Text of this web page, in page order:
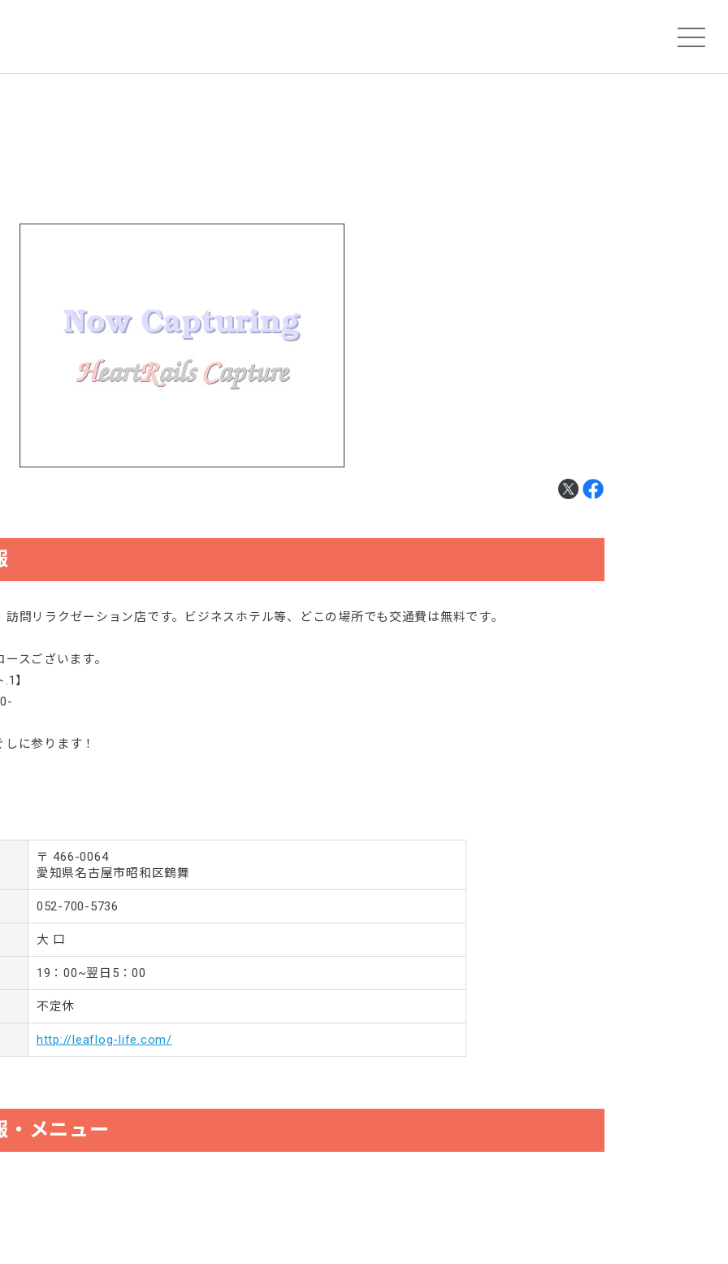
問リラクゼーション店です。ビジネスホテル等、どこの場所でも交通費は無料です。
スございます。
】
に参ります！
〒 466-0064
愛知県名古屋市昭和区鶴舞
052-700-5736
大 口
19：00~翌日5：00
不定休
http://leaflog-life.com/
・メニュー